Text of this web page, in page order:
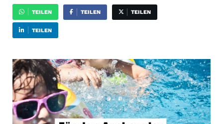
TEILEN TEILEN TEILEN
TEILEN